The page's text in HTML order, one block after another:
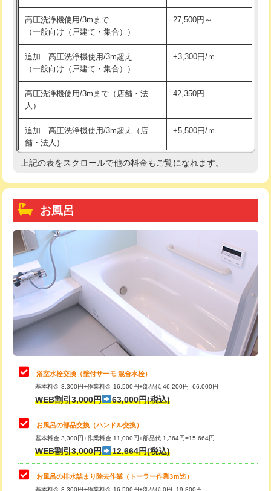
高圧洗浄機使用/3mまで
（一般向け（戸建て・集合））
27,500円～
追加 高圧洗浄機使用/3m超え
（一般向け（戸建て・集合））
+3,300円/ｍ
高圧洗浄機使用/3mまで（店舗・法
人）
42,350円
追加 高圧洗浄機使用/3m超え（店
舗・法人）
+5,500円/ｍ
高度高圧洗浄換 現地調査
トーラー機使用/3mまで
追加トーラー機使用/3m超え
カメラ調査 33,000円
桝清掃 8,800円
止水・漏水調査・防水処理・清掃・修
理・調整・分解・加工など（軽作業）
止水・漏水調査・防水処理・清掃・修
理・調整・分解・加工など（中作業）
22,000円
止水・漏水調査・防水処理・清掃・修
理・調整・分解・加工など（重作業）
33,000円
トイレタンク脱着
トイレ便器脱着
タンクレストイレ脱着 33,000円
上記の表をスクロールで他の料金もご覧になれます。
お風呂
浴室水栓交換（壁付サーモ 混合水栓）
基本料金 3,300円+作業料金 16,500円+部品代 46,200円=66,000円
WEB割引3,000円 63,000円(税込)
お風呂の部品交換（ハンドル交換）
基本料金 3,300円+作業料金 11,000円+部品代 1,364円=15,664円
WEB割引3,000円 12,664円(税込)
お風呂の排水詰まり除去作業（トーラー作業3ｍ迄）
基本料金 3,300円+作業料金 16,500円+部品代 0円=19,800円